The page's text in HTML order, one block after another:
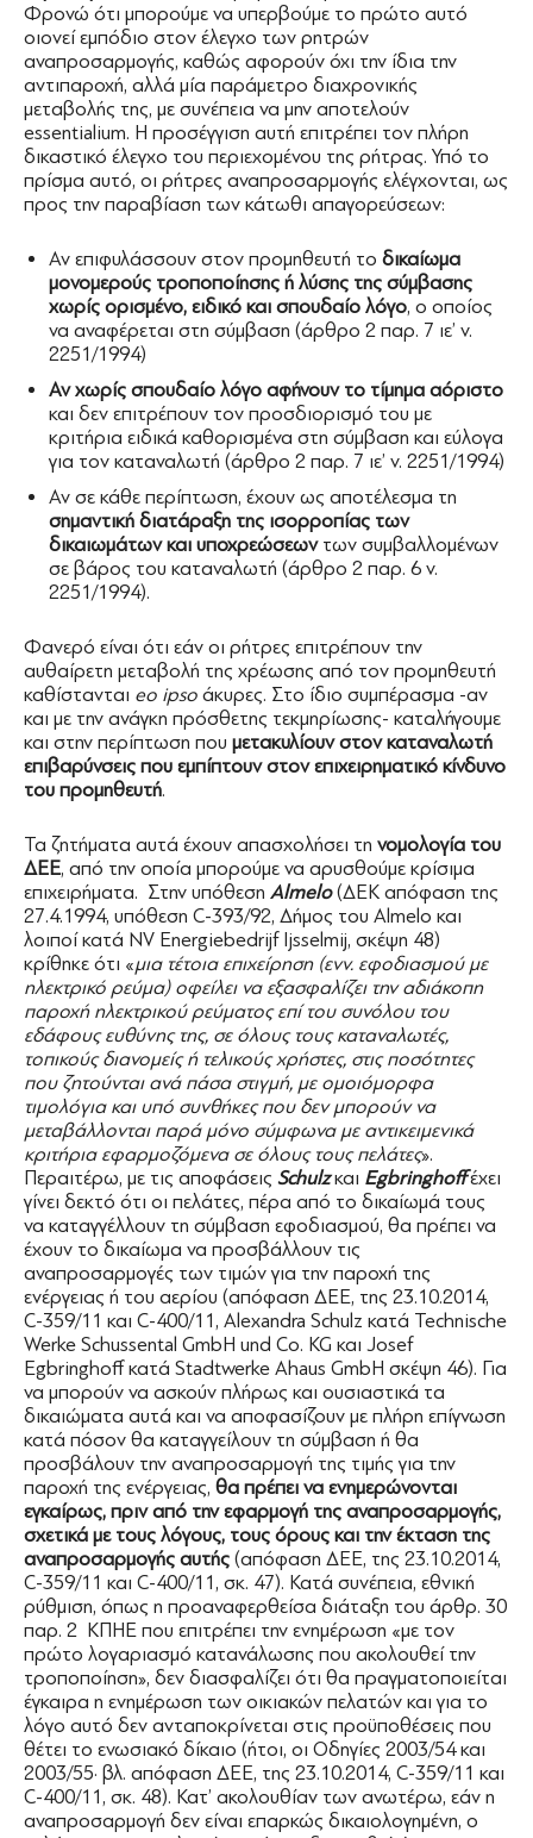
Φρονώ ότι μπορούμε να υπερβούμε το πρώτο αυτό
οιονεί εμπόδιο στον έλεγχο των ρητρών
αναπροσαρμογής, καθώς αφορούν όχι την ίδια την
αντιπαροχή, αλλά μία παράμετρο διαχρονικής
μεταβολής της, με συνέπεια να μην αποτελούν
essentialium. Η προσέγγιση αυτή επιτρέπει τον πλήρη
δικαστικό έλεγχο του περιεχομένου της ρήτρας. Υπό το
πρίσμα αυτό, οι ρήτρες αναπροσαρμογής ελέγχονται, ως
προς την παραβίαση των κάτωθι απαγορεύσεων:
Αν επιφυλάσσουν στον προμηθευτή το δικαίωμα
μονομερούς τροποποίησης ή λύσης της σύμβασης
χωρίς ορισμένο, ειδικό και σπουδαίο λόγο, ο οποίος
να αναφέρεται στη σύμβαση (άρθρο 2 παρ. 7 ιε’ ν.
2251/1994)
Αν χωρίς σπουδαίο λόγο αφήνουν το τίμημα αόριστο
και δεν επιτρέπουν τον προσδιορισμό του με
κριτήρια ειδικά καθορισμένα στη σύμβαση και εύλογα
για τον καταναλωτή (άρθρο 2 παρ. 7 ιε’ ν. 2251/1994)
Αν σε κάθε περίπτωση, έχουν ως αποτέλεσμα τη
σημαντική διατάραξη της ισορροπίας των
δικαιωμάτων και υποχρεώσεωντων συμβαλλομένων
σε βάρος του καταναλωτή (άρθρο 2 παρ. 6 ν.
2251/1994).
Φανερό είναι ότι εάν οι ρήτρες επιτρέπουν την
αυθαίρετη μεταβολή της χρέωσης από τον προμηθευτή
καθίστανται eo ipso άκυρες. Στο ίδιο συμπέρασμα -αν
και με την ανάγκη πρόσθετης τεκμηρίωσης- καταλήγουμε
και στην περίπτωση που μετακυλίουν στον καταναλωτή
επιβαρύνσεις που εμπίπτουν στον επιχειρηματικό κίνδυνο
του προμηθευτή.
Τα ζητήματα αυτά έχουν απασχολήσει τη νομολογία του
ΔΕΕ, από την οποία μπορούμε να αρυσθούμε κρίσιμα
επιχειρήματα. Στην υπόθεση Almelo(ΔΕΚ απόφαση της
27.4.1994, υπόθεση C-393/92, Δήμος του Almelo και
λοιποί κατά NV Energiebedrijf Ijsselmij, σκέψη 48)
κρίθηκε ότι «μια τέτοια επιχείρηση (ενν. εφοδιασμού με
ηλεκτρικό ρεύμα) οφείλει να εξασφαλίζει την αδιάκοπη
παροχή ηλεκτρικού ρεύματος επί του συνόλου του
εδάφους ευθύνης της, σε όλους τους καταναλωτές,
τοπικούς διανομείς ή τελικούς χρήστες, στις ποσότητες
που ζητούνται ανά πάσα στιγμή, με ομοιόμορφα
τιμολόγια και υπό συνθήκες που δεν μπορούν να
μεταβάλλονται παρά μόνο σύμφωνα με αντικειμενικά
κριτήρια εφαρμοζόμενα σε όλους τους πελάτες».
Περαιτέρω, με τις αποφάσεις Schulzκαι Egbringhoffέχει
γίνει δεκτό ότι οι πελάτες, πέρα από το δικαίωμά τους
να καταγγέλλουν τη σύμβαση εφοδιασμού, θα πρέπει να
έχουν το δικαίωμα να προσβάλλουν τις
αναπροσαρμογές των τιμών για την παροχή της
ενέργειας ή του αερίου (απόφαση ΔΕΕ, της 23.10.2014,
C-359/11 και C-400/11, Alexandra Schulz κατά Technische
Werke Schussental GmbH und Co. KG και Josef
Egbringhoff κατά Stadtwerke Ahaus GmbH σκέψη 46). Για
να μπορούν να ασκούν πλήρως και ουσιαστικά τα
δικαιώματα αυτά και να αποφασίζουν με πλήρη επίγνωση
κατά πόσον θα καταγγείλουν τη σύμβαση ή θα
προσβάλουν την αναπροσαρμογή της τιμής για την
παροχή της ενέργειας, θα πρέπει να ενημερώνονται
εγκαίρως, πριν από την εφαρμογή της αναπροσαρμογής,
σχετικά με τους λόγους, τους όρους και την έκταση της
αναπροσαρμογής αυτής (απόφαση ΔΕΕ, της 23.10.2014,
C-359/11 και C-400/11, σκ. 47). Κατά συνέπεια, εθνική
ρύθμιση, όπως η προαναφερθείσα διάταξη του άρθρ. 30
παρ. 2 ΚΠΗΕ που επιτρέπει την ενημέρωση «με τον
πρώτο λογαριασμό κατανάλωσης που ακολουθεί την
τροποποίηση», δεν διασφαλίζει ότι θα πραγματοποιείται
έγκαιρα η ενημέρωση των οικιακών πελατών και για το
λόγο αυτό δεν ανταποκρίνεται στις προϋποθέσεις που
θέτει το ενωσιακό δίκαιο (ήτοι, οι Οδηγίες 2003/54 και
2003/55· βλ. απόφαση ΔΕΕ, της 23.10.2014, C-359/11 και
C-400/11, σκ. 48). Κατ’ ακολουθίαν των ανωτέρω, εάν η
αναπροσαρμογή δεν είναι επαρκώς δικαιολογημένη, ο